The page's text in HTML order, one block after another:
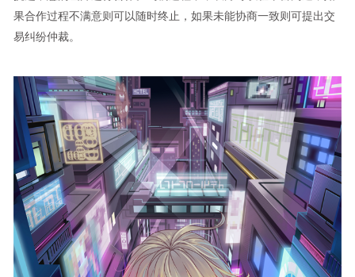
果合作过程不满意则可以随时终止，如果未能协商一致则可提出交
易纠纷仲裁。